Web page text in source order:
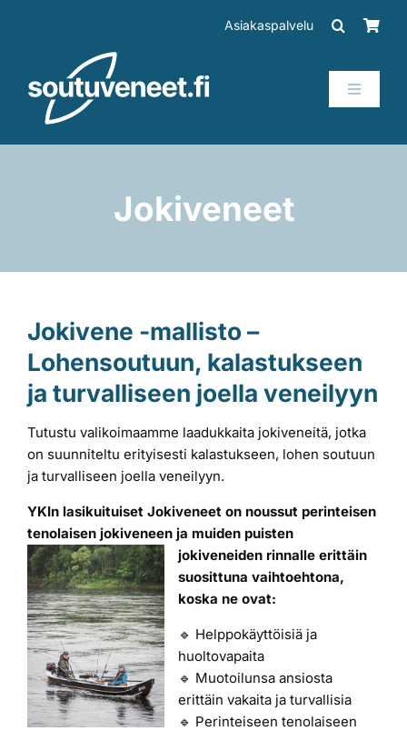
Asiakaspalvelu
Toggle
Tarvikkeet
Laiturit
Rahoitus
Asiakaskokemuksia
Jokiveneet
Jokivene -mallisto –
Lohensoutuun, kalastukseen
ja turvalliseen joella veneilyyn
Tutustu valikoimaamme laadukkaita jokiveneitä, jotka
on suunniteltu erityisesti kalastukseen, lohen soutuun
ja turvalliseen joella veneilyyn.
YKIn lasikuituiset Jokiveneet on noussut perinteisen
tenolaisen jokiveneen ja muiden puisten
jokiveneiden rinnalle erittäin
suosittuna vaihtoehtona,
koska ne ovat:
🔹 Helppokäyttöisiä ja
huoltovapaita
🔹 Muotoilunsa ansiosta
erittäin vakaita ja turvallisia
🔹 Perinteiseen tenolaiseen